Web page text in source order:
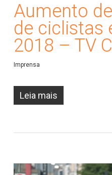
Aumento
de ciclistas
2018 – TV
Imprensa
Leia mais